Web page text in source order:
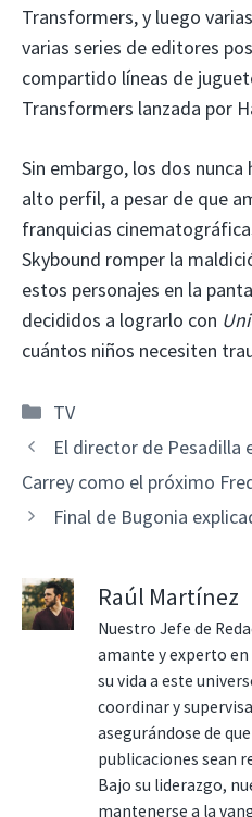
Transformers, y luego
varias series de editores
compartido líneas de
Transformers lanzada por
Sin embargo, los dos
alto perfil, a pesar de que
franquicias
Skybound romper la
estos personajes en la
decididos a lograrlo con
cuántos niños necesiten
Categorías
TV
El director de Pesadilla
Carrey como el próximo
Final de Bugonia
Raúl Martínez
Nuestro Jefe de
amante y experto en
su vida a este
coordinar y
asegurándose de
publicaciones sean
Bajo su liderazgo,
mantenerse a la